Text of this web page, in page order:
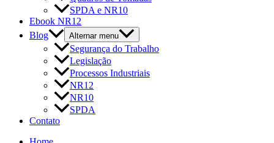
SPDA e NR10
Ebook NR12
Blog
Alternar menu
Segurança do Trabalho
Legislação
Processos Industriais
NR12
NR10
SPDA
Contato